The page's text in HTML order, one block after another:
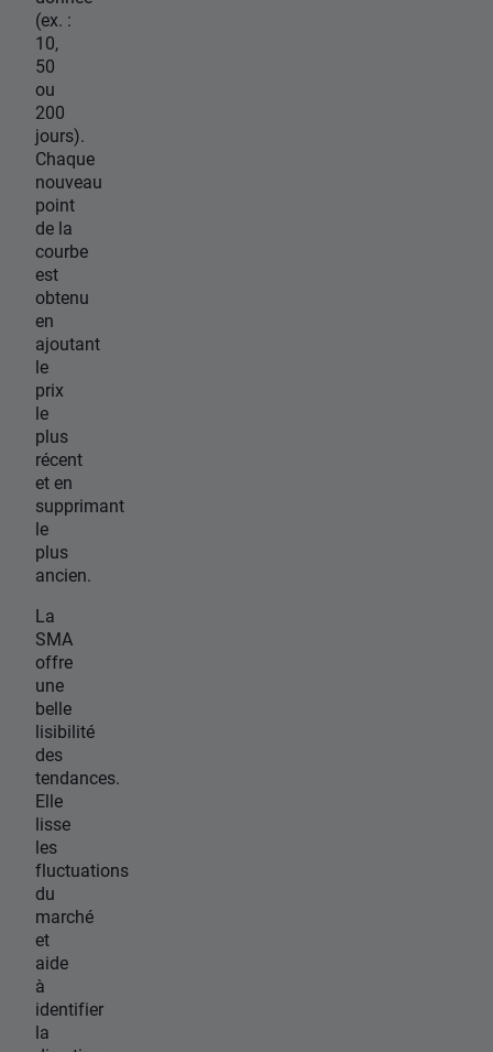
(ex. :
10,
50
ou
200
jours).
Chaque
nouveau
point
de la
courbe
est
obtenu
en
ajoutant
le
prix
le
plus
récent
et en
supprimant
le
plus
ancien.
La
SMA
offre
une
belle
lisibilité
des
tendances.
Elle
lisse
les
fluctuations
du
marché
et
aide
à
identifier
la